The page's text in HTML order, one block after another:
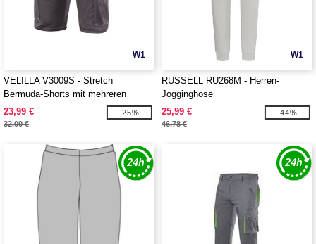
W1
VELILLA V3009S - Stretch
Bermuda-Shorts mit mehreren
Taschen
23,99 €
32,00 €
-25%
W1
RUSSELL RU268M - Herren-
Jogginghose
25,99 €
46,78 €
-44%